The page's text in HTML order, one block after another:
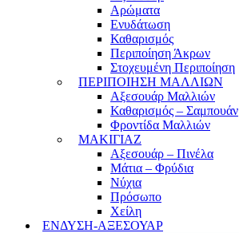
Αρώματα
Ενυδάτωση
Καθαρισμός
Περιποίηση Άκρων
Στοχευμένη Περιποίηση
ΠΕΡΙΠΟΙΗΣΗ ΜΑΛΛΙΩΝ
Αξεσουάρ Μαλλιών
Καθαρισμός – Σαμπουάν
Φροντίδα Μαλλιών
ΜΑΚΙΓΙΑΖ
Αξεσουάρ – Πινέλα
Μάτια – Φρύδια
Νύχια
Πρόσωπο
Χείλη
ΕΝΔΥΣΗ-ΑΞΕΣΟΥΑΡ